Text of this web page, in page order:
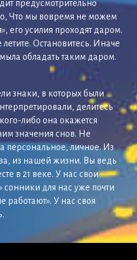
предусмотрительно
Что мы вовремя не можем
его усилия проходят даром.
Остановитесь. Иначе
обладать таким даром.
знаки, в которых были
делитесь
либо она окажется
значения снов. Не
персональное, личное. Из
из нашей жизни. Вы ведь
в 21 веке. У нас свои
для нас уже почти
работают». У нас своя